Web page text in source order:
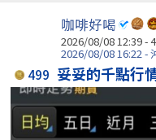
咖啡好喝
2026/08/08 12:39 -
2026/08/08 16:22 -
499 妥妥的千點行